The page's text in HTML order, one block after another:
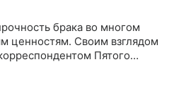
брака во многом
ценностям. Своим взглядом
Пятого